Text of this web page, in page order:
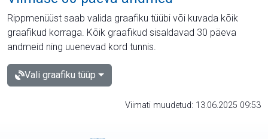
Rippmenüüst saab valida graafiku tüübi või kuvada kõik
graafikud korraga. Kõik graafikud sisaldavad 30 päeva
andmeid ning uuenevad kord tunnis.
Vali graafiku tüüp
Viimati muudetud: 13.06.2025 09:53